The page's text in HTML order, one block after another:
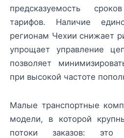
предсказуемость
тарифов. Наличие
регионам Чехии снижает
упрощает управление
позволяет
при высокой частоте
Малые транспортные
модели, в которой
потоки заказов: это